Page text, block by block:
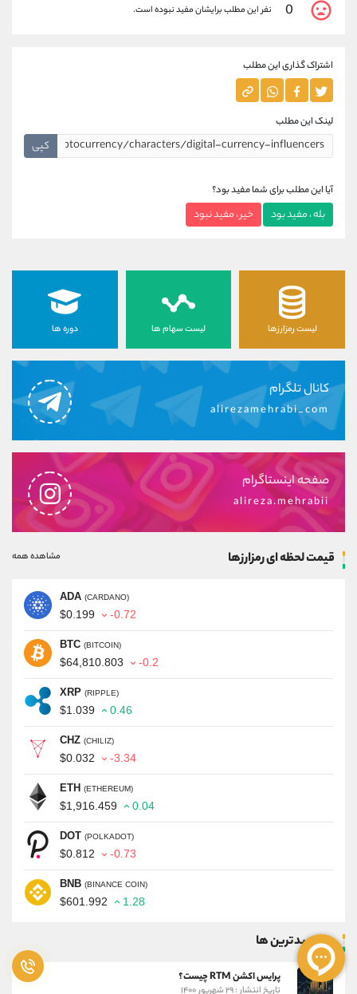
0 نفر این مطلب برایشان مفید نبوده است.
اشتراک گذاری این مطلب
لینک این مطلب
کپی
آیا این مطلب برای شما مفید بود؟
بله ، مفید بود خیر ، مفید نبود
لیست رمزارزها لیست سهام ها دوره ها
کانال تلگرام
alirezamehrabi_com
صفحه اینستاگرام
alireza.mehrabii
قیمت لحظه ای رمزارزها مشاهده همه
ADA (CARDANO)
$0.199 -0.72
BTC (BITCOIN)
$64,810.803 -0.2
XRP (RIPPLE)
$1.039 0.46
CHZ (CHILIZ)
$0.032 -3.34
ETH (ETHEREUM)
$1,916.459 0.04
DOT (POLKADOT)
$0.812 -0.73
BNB (BINANCE COIN)
$601.992 1.28
پر بازدیدترین ها
پرایس اکشن RTM چیست؟
تاریخ انتشار : ۲۹ شهریور ۱۴۰۰